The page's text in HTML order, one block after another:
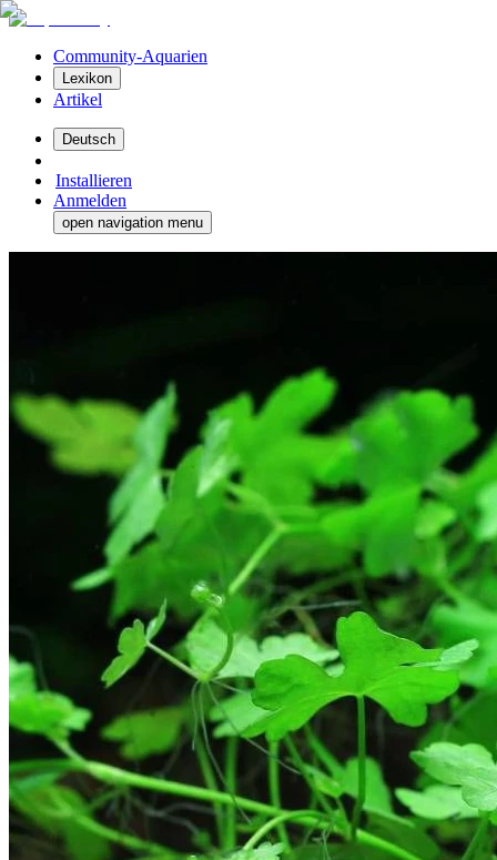
Community-Aquarien
Lexikon
Artikel
Deutsch
Installieren
Anmelden
open navigation menu